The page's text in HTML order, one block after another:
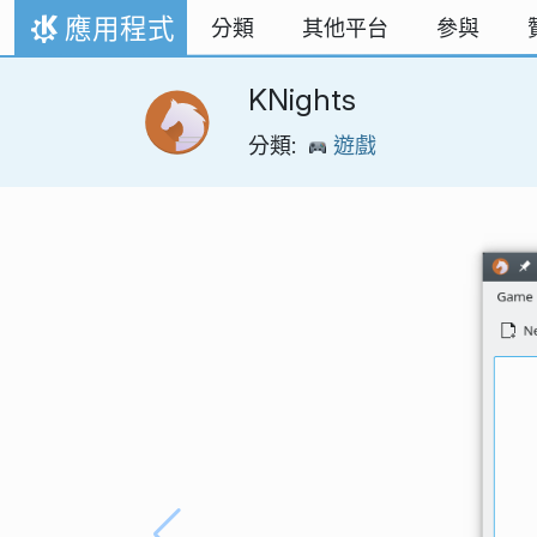
跳到內容
首頁
應用程式 分類 其他平台 參與
KNights
分類: 遊戲